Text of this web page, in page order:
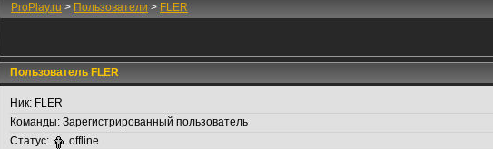
ProPlay.ru > Пользователи > FLER
Пользователь FLER
Ник: FLER
Команды: Зарегистрированный пользователь
Статус:
offline